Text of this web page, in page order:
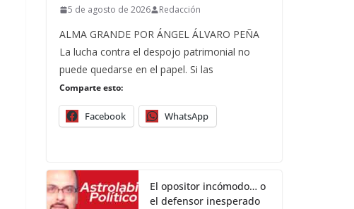
5 de agosto de 2026 Redacción
ALMA GRANDE POR ÁNGEL ÁLVARO PEÑA
La lucha contra el despojo patrimonial no
puede quedarse en el papel. Si las
Comparte esto:
Facebook WhatsApp
El opositor incómodo… o
el defensor inesperado